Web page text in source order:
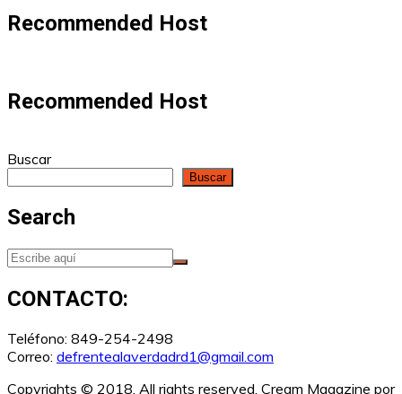
Recommended Host
Recommended Host
Buscar
Buscar
Search
CONTACTO:
Teléfono: 849-254-2498
Correo: defrentealaverdadrd1@gmail.com
Copyrights © 2018. All rights reserved. Cream Magazine por